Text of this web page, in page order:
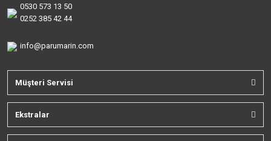
0530 573 13 50
0252 385 42 44
info@parumarin.com
Müşteri Servisi
Ekstralar